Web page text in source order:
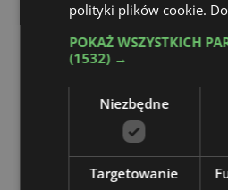
bezpłatnych publikacji wydawnictwa
o.o. oraz jego kontrahentów.
danych osobowych jest dobrowolne
poinformowany o prawie żądania
osobowych, ich zmiany oraz
kontaktować się na adres e-mail:
administrator@atrexpress.com.pl,
lub pisemnie na adres siedziby).
Wyrażam zgodę na przesyłanie
handlowych
Wyrażam zgodę na otrzymywanie od
polityki plików cookie.
POKAŻ WSZYSTKICH
(1532) →
Niezbędne
Targetowanie